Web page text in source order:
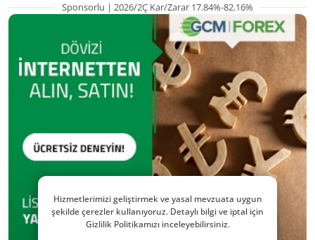
Sponsorlu | 2026/2Ç Kar/Zarar 17.84%-82.16%
Hizmetlerimizi geliştirmek ve yasal mevzuata uygun
şekilde çerezler kullanıyoruz. Detaylı bilgi ve iptal için
Gizlilik Politikamızı inceleyebilirsiniz.